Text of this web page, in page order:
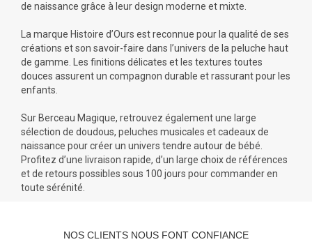
de naissance grâce à leur design moderne et mixte.
La marque Histoire d’Ours est reconnue pour la qualité de ses
créations et son savoir-faire dans l’univers de la peluche haut
de gamme. Les finitions délicates et les textures toutes
douces assurent un compagnon durable et rassurant pour les
enfants.
Sur Berceau Magique, retrouvez également une large
sélection de doudous, peluches musicales et cadeaux de
naissance pour créer un univers tendre autour de bébé.
Profitez d’une livraison rapide, d’un large choix de références
et de retours possibles sous 100 jours pour commander en
toute sérénité.
NOS CLIENTS NOUS FONT CONFIANCE